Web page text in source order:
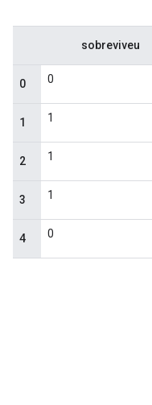
sobreviveu
0 0
1 1
2 1
3 1
4 0